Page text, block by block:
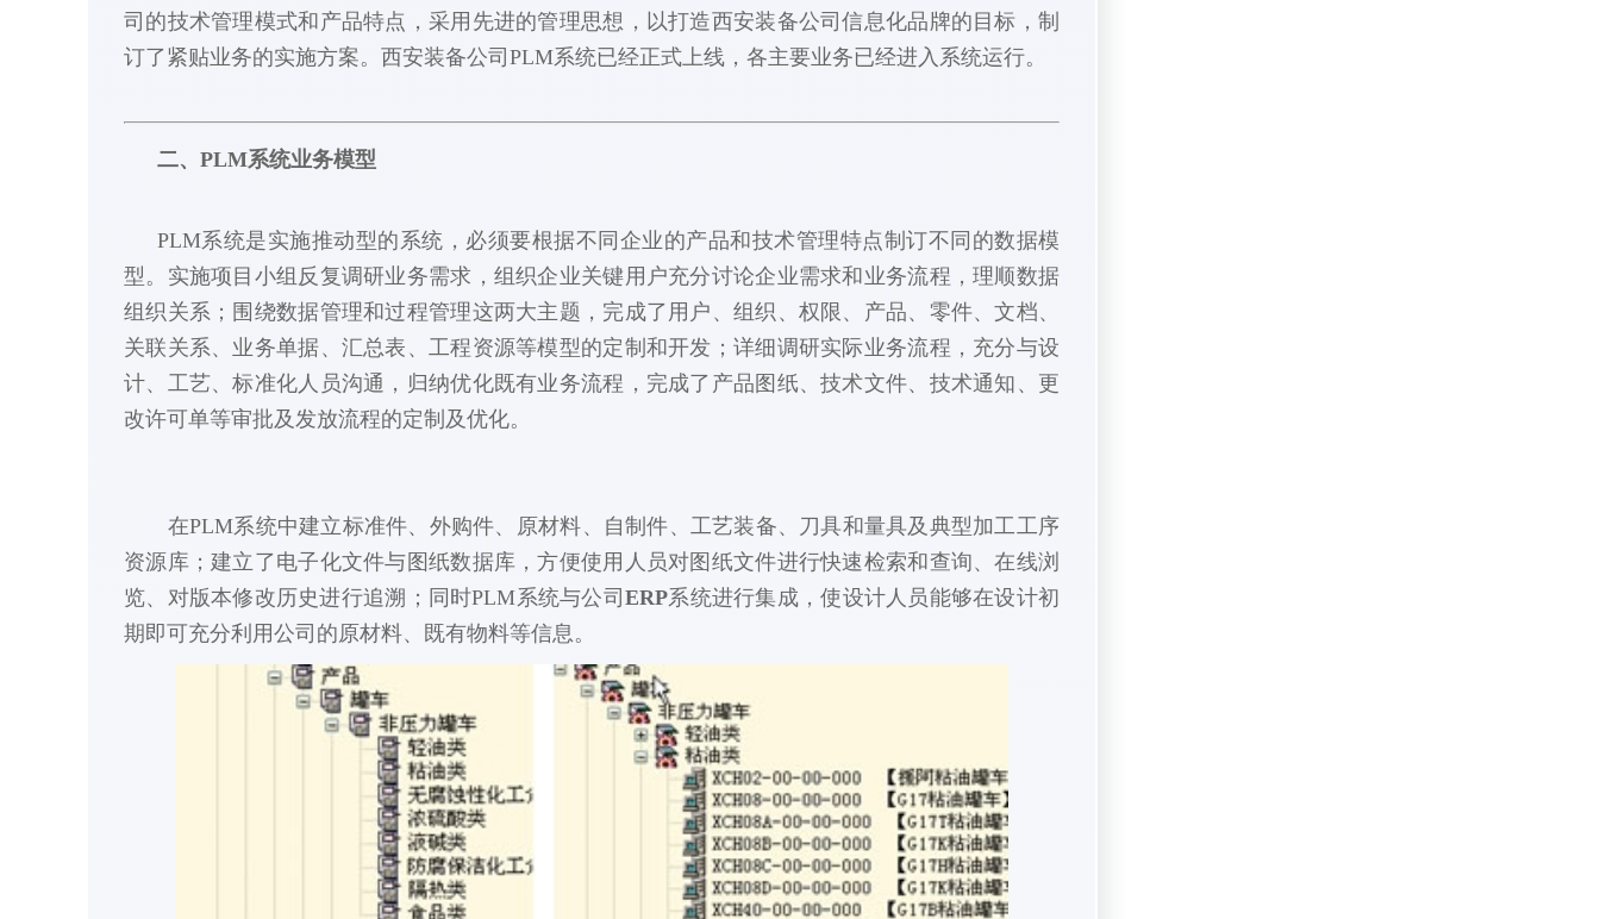
司的技术管理模式和产品特点，采用先进的管理思想，以打造西安装备公司信息化品牌的目标，制
订了紧贴业务的实施方案。西安装备公司PLM系统已经正式上线，各主要业务已经进入系统运行。
二、PLM系统业务模型
PLM系统是实施推动型的系统，必须要根据不同企业的产品和技术管理特点制订不同的数据模
型。实施项目小组反复调研业务需求，组织企业关键用户充分讨论企业需求和业务流程，理顺数据
组织关系；围绕数据管理和过程管理这两大主题，完成了用户、组织、权限、产品、零件、文档、
关联关系、业务单据、汇总表、工程资源等模型的定制和开发；详细调研实际业务流程，充分与设
计、工艺、标准化人员沟通，归纳优化既有业务流程，完成了产品图纸、技术文件、技术通知、更
改许可单等审批及发放流程的定制及优化。
在PLM系统中建立标准件、外购件、原材料、自制件、工艺装备、刀具和量具及典型加工工序
资源库；建立了电子化文件与图纸数据库，方便使用人员对图纸文件进行快速检索和查询、在线浏
览、对版本修改历史进行追溯；同时PLM系统与公司ERP系统进行集成，使设计人员能够在设计初
期即可充分利用公司的原材料、既有物料等信息。